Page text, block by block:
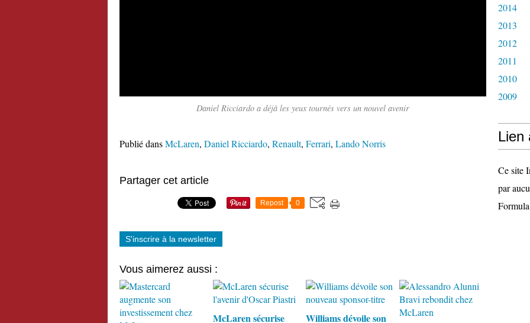
Daniel Ricciardo a déjà les yeux tournés vers un nouvel avenir
Publié dansMcLaren, Daniel Ricciardo, Renault, Ferrari, Lando Norris
Partager cet article
Repost 0
S'inscrire à la newsletter
Vous aimerez aussi :
McLaren sécurise Williams dévoile son
2014
2013
2012
2011
2010
2009
Lien
Ce site
par